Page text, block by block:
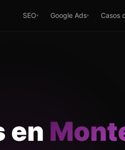
SEO▾ Google Ads▾ Casos
en